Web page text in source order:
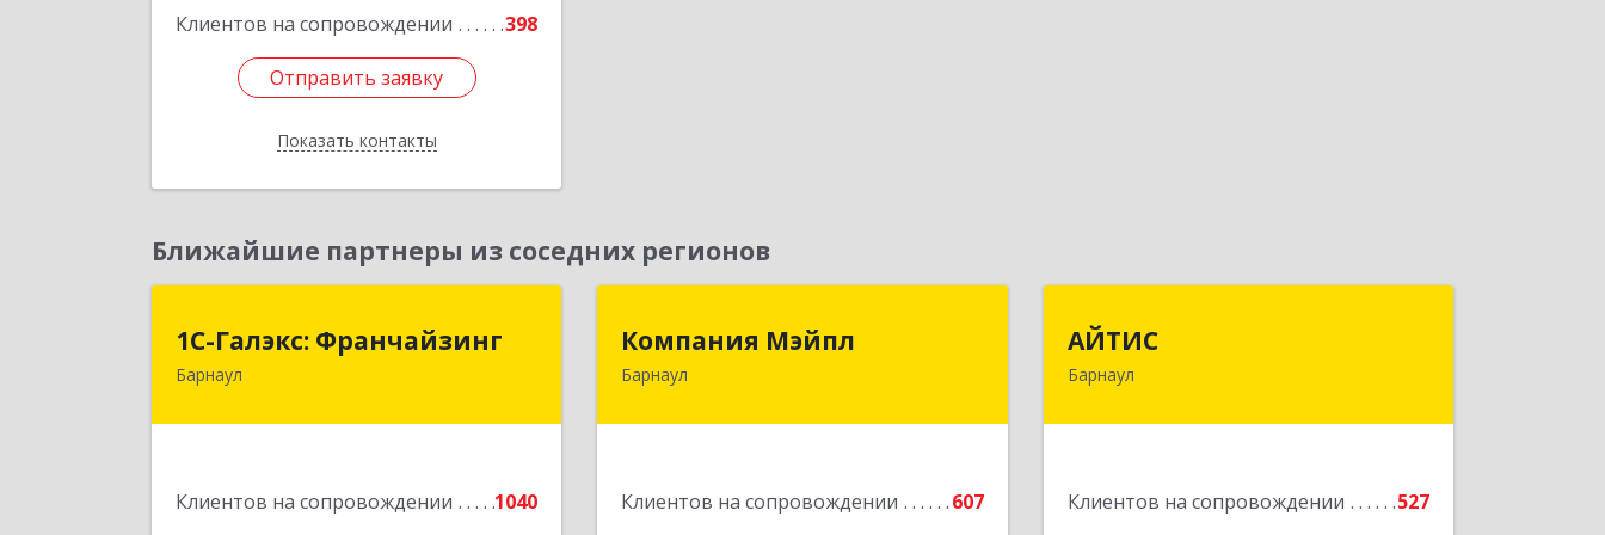
Клиентов на сопровождении 398
Отправить заявку
Показать контакты
Отправить заявку
Назад
Ближайшие партнеры из соседних регионов
1С-Галэкс: Франчайзинг
Барнаул
Клиентов на сопровождении
1040
1С-Галэкс: Франчайзинг
656015, Алтайский край, Барнаул г,
Компания Мэйпл
Барнаул
Клиентов на сопровождении
607
Компания Мэйпл
656038, Алтайский край, Барнаул г,
АЙТИС
Барнаул
Клиентов на сопровождении
527
656067, Алтайский край, Барнаул г,